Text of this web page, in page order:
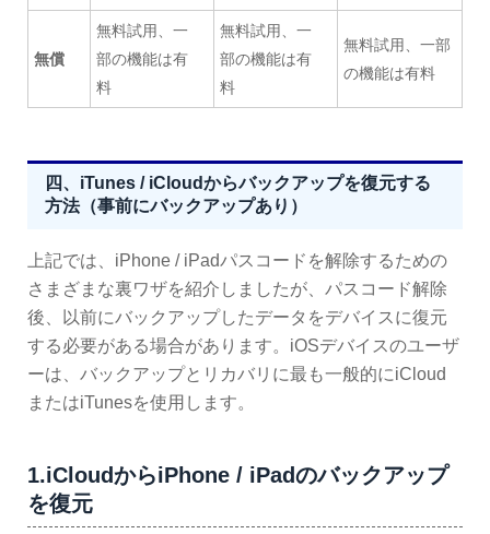
無償
無料試用、一
部の機能は有
料
無料試用、一
部の機能は有
料
無料試用、一部
の機能は有料
四、iTunes / iCloudからバックアップを復元する
方法（事前にバックアップあり）
上記では、iPhone / iPadパスコードを解除するための
さまざまな裏ワザを紹介しましたが、パスコード解除
後、以前にバックアップしたデータをデバイスに復元
する必要がある場合があります。iOSデバイスのユーザ
ーは、バックアップとリカバリに最も一般的にiCloud
またはiTunesを使用します。
1.iCloudからiPhone / iPadのバックアップ
を復元